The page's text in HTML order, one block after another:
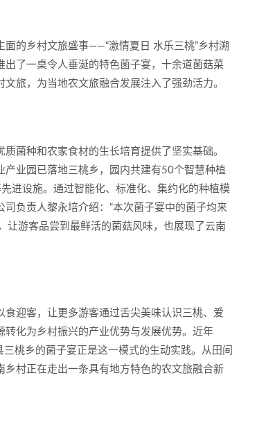
的乡村文旅盛事——“激情夏日 水乐三桃”乡村溯
了一桌令人垂涎的特色菌子宴，十余道菌菇菜
旅，为当地农文旅融合发展注入了强劲活力。
菌种和农家食材的生长培育提供了坚实基础。
业园已落地三桃乡，园内共建有50个智慧种植
进设施。通过智能化、标准化、集约化的种植模
负责人黎永培介绍：“本次菌子宴中的菌子均来
让游客品尝到最鲜活的菌菇风味，也展现了云南
迎客，让更多游客通过舌尖美味认识三桃、爱
转化为乡村振兴的产业优势与发展优势。近年
桃乡的菌子宴正是这一模式的生动实践。从田间
村正在走出一条具有地方特色的农文旅融合新